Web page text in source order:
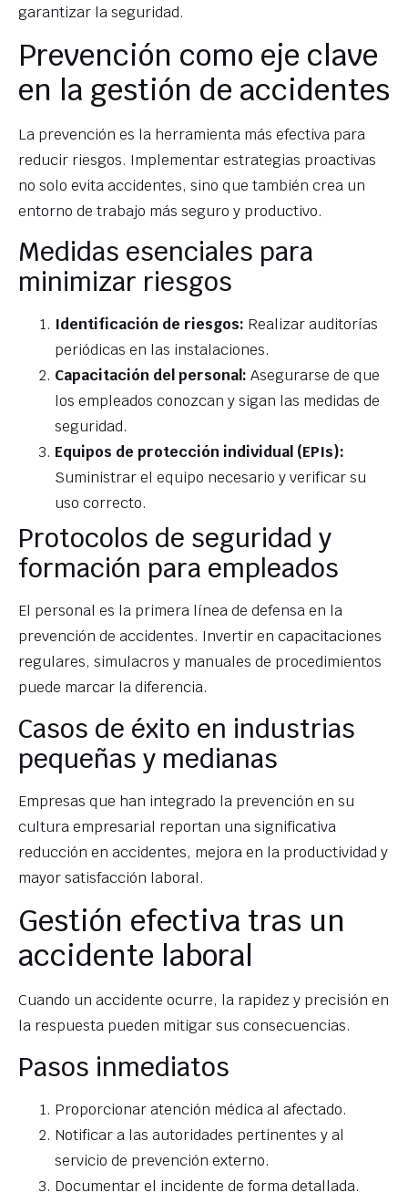
garantizar la seguridad.
Prevención como eje clave
en la gestión de accidentes
La prevención es la herramienta más efectiva para
reducir riesgos. Implementar estrategias proactivas
no solo evita accidentes, sino que también crea un
entorno de trabajo más seguro y productivo.
Medidas esenciales para
minimizar riesgos
Identificación de riesgos: Realizar auditorías
periódicas en las instalaciones.
Capacitación del personal: Asegurarse de que
los empleados conozcan y sigan las medidas de
seguridad.
Equipos de protección individual (EPIs):
Suministrar el equipo necesario y verificar su
uso correcto.
Protocolos de seguridad y
formación para empleados
El personal es la primera línea de defensa en la
prevención de accidentes. Invertir en capacitaciones
regulares, simulacros y manuales de procedimientos
puede marcar la diferencia.
Casos de éxito en industrias
pequeñas y medianas
Empresas que han integrado la prevención en su
cultura empresarial reportan una significativa
reducción en accidentes, mejora en la productividad y
mayor satisfacción laboral.
Gestión efectiva tras un
accidente laboral
Cuando un accidente ocurre, la rapidez y precisión en
la respuesta pueden mitigar sus consecuencias.
Pasos inmediatos
Proporcionar atención médica al afectado.
Notificar a las autoridades pertinentes y al
servicio de prevención externo.
Documentar el incidente de forma detallada.